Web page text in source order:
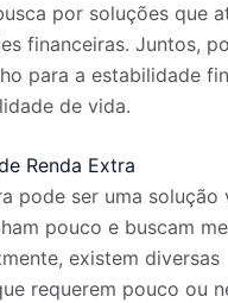
por soluções que
financeiras. Juntos,
para a estabilidade
de vida.
Renda Extra
pode ser uma solução
pouco e buscam
existem diversas
requerem pouco ou